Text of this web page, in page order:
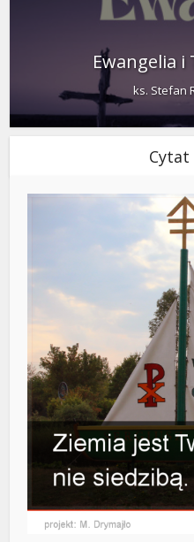
Ewangelia i
ks. Stefan
Cytat